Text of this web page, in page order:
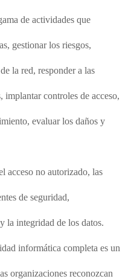
de actividades que
gestionar los riesgos,
la red, responder a las
controles de acceso,
evaluar los daños y
acceso no autorizado, las
de seguridad,
la integridad de los datos.
informática completa es un
organizaciones reconozcan